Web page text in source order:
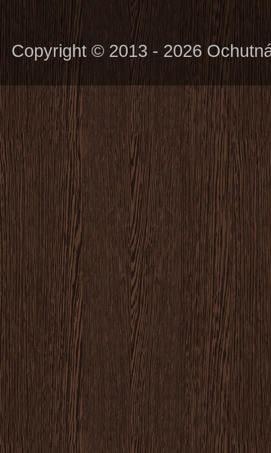
Copyright © 2013 - 2026